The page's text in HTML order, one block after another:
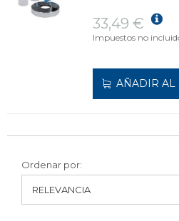
33,49 €
Impuestos no
AÑADIR AL
Ordenar por: